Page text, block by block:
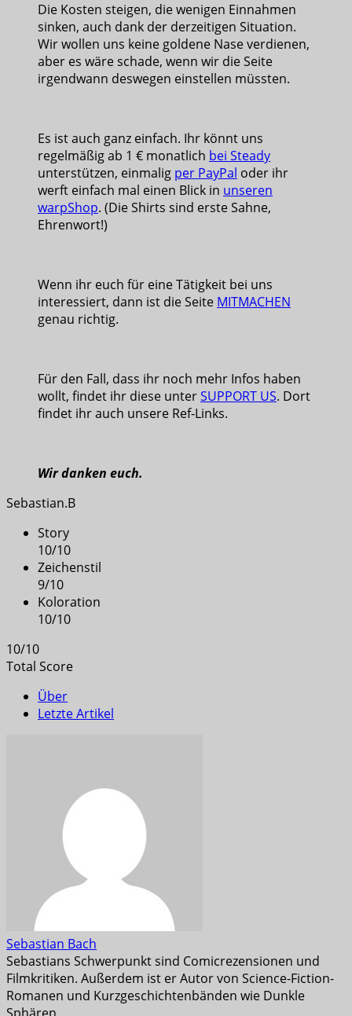
Die Kosten steigen, die wenigen Einnahmen
sinken, auch dank der derzeitigen Situation.
Wir wollen uns keine goldene Nase verdienen,
aber es wäre schade, wenn wir die Seite
irgendwann deswegen einstellen müssten.
Es ist auch ganz einfach. Ihr könnt uns
regelmäßig ab 1 € monatlich bei Steady
unterstützen, einmalig per PayPal oder ihr
werft einfach mal einen Blick in unseren
warpShop. (Die Shirts sind erste Sahne,
Ehrenwort!)
Wenn ihr euch für eine Tätigkeit bei uns
interessiert, dann ist die Seite MITMACHEN
genau richtig.
Für den Fall, dass ihr noch mehr Infos haben
wollt, findet ihr diese unterSUPPORT US. Dort
findet ihr auch unsere Ref-Links.
Wir danken euch.
Sebastian.B
Story
10/10
Zeichenstil
9/10
Koloration
10/10
10/10
Total Score
Über
Letzte Artikel
Sebastian Bach
Sebastians Schwerpunkt sind Comicrezensionen und
Filmkritiken. Außerdem ist er Autor von Science-Fiction-
Romanen und Kurzgeschichtenbänden wie Dunkle